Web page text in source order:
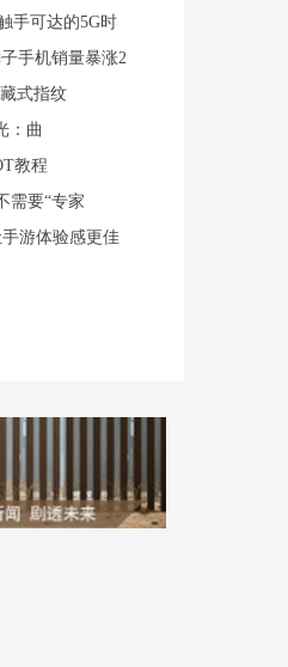
手可达的5G时
手机销量暴涨2
式指纹
：曲
教程
需要“专家
游体验感更佳